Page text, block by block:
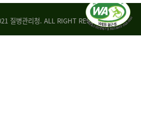
질병관리청. ALL RIGHT RESERVED